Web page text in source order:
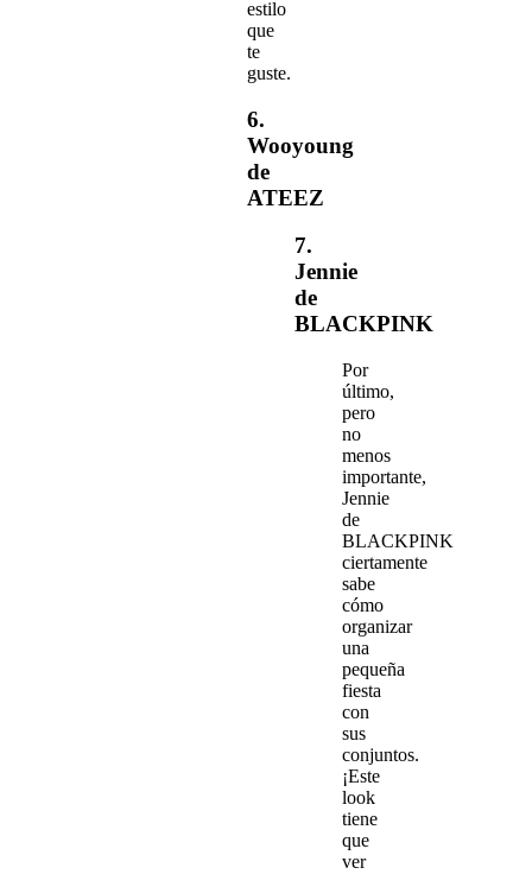
estilo
que
te
guste.
6.
Wooyoung
de
ATEEZ
7.
Jennie
de
BLACKPINK
Por
último,
pero
no
menos
importante,
Jennie
de
BLACKPINK
ciertamente
sabe
cómo
organizar
una
pequeña
fiesta
con
sus
conjuntos.
¡Este
look
tiene
que
ver